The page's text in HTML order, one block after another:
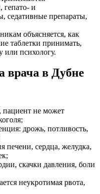
гепато- и
седативные препараты,
объясняется, как
таблетки принимать,
или психологу.
врача в Дубне
пациент не может
дрожь, потливость,
печени, сердца, желудка,
скачки давления, боли
неукротимая рвота,